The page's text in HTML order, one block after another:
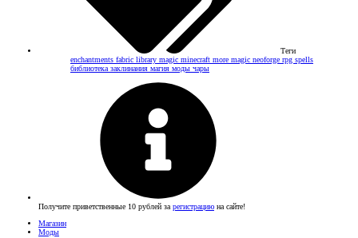
Теги
enchantments fabric library magic minecraft more magic neoforge rpg spells
библиотека заклинания магия моды чары
Получите приветственные 10 рублей за регистрацию на сайте!
Магазин
Моды